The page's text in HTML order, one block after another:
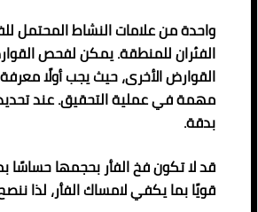
واحدة من علامات النشاط المحتمل
الفئران للمنطقة. يمكن لفحص
القوارض الأخرى، حيث يجب أولًا
مهمة في عملية التحقيق. عند تحديد
بدقة.
قد لا تكون فخ الفأر بحجمها حساسًا
قويًا بما يكفي لامساك الفأر، لذا